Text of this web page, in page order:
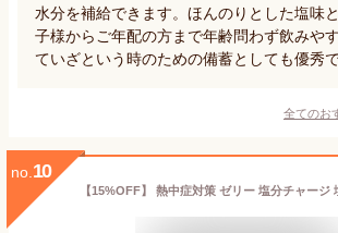
水分を補給できます。ほんのりとした塩味
子様からご年配の方まで年齢問わず飲みや
ていざという時のための備蓄としても優秀で
全てのお
no. 10